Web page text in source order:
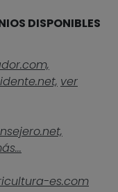
DISPONIBLES
ver
es.com